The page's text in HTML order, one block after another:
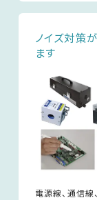
ニュー
ノイズ対策
ます
電源線、通信線